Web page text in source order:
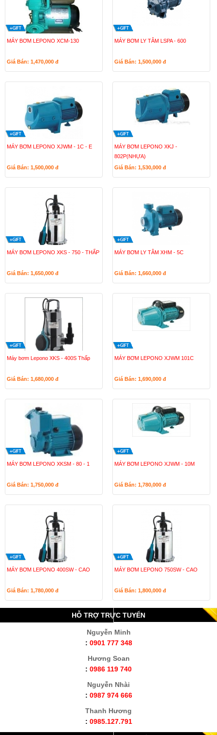
MÁY BƠM LEPONO XCM-130
Giá Bán: 1,470,000 đ
MÁY BƠM LY TÂM LSPA - 600
Giá Bán: 1,500,000 đ
MÁY BƠM LEPONO XJWM - 1C - E
Giá Bán: 1,500,000 đ
MÁY BƠM LEPONO XKJ -
802P(NHỰA)
Giá Bán: 1,530,000 đ
MÁY BƠM LEPONO XKS - 750 - THẤP
Giá Bán: 1,650,000 đ
MÁY BƠM LY TÂM XHM - 5C
Giá Bán: 1,660,000 đ
Máy bơm Lepono XKS - 400S Thấp
Giá Bán: 1,680,000 đ
MÁY BƠM LEPONO XJWM 101C
Giá Bán: 1,690,000 đ
MÁY BƠM LEPONO XKSM - 80 - 1
Giá Bán: 1,750,000 đ
MÁY BƠM LEPONO XJWM - 10M
Giá Bán: 1,780,000 đ
MÁY BƠM LEPONO 400SW - CAO
Giá Bán: 1,780,000 đ
MÁY BƠM LEPONO 750SW - CAO
Giá Bán: 1,800,000 đ
HỖ TRỢ TRỰC TUYẾN
Nguyễn Minh
: 0901 777 348
Hương Soan
: 0986 119 740
Nguyễn Nhài
: 0987 974 666
Thanh Hương
: 0985.127.791